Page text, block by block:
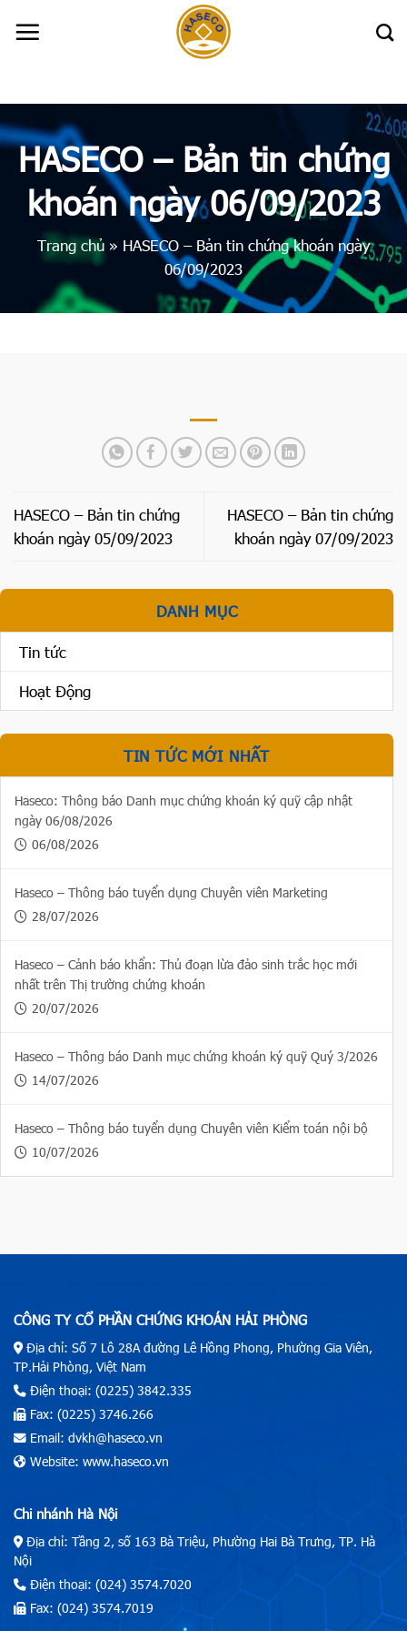
HASECO – Bản tin chứng
khoán ngày 06/09/2023
Trang chủ » HASECO – Bản tin chứng khoán ngày
06/09/2023
HASECO – Bản tin chứng
khoán ngày 05/09/2023
HASECO – Bản tin chứng
khoán ngày 07/09/2023
DANH MỤC
Tin tức
Hoạt Động
TIN TỨC MỚI NHẤT
Haseco: Thông báo Danh mục chứng khoán ký quỹ cập nhật
ngày 06/08/2026
06/08/2026
Haseco – Thông báo tuyển dụng Chuyên viên Marketing
28/07/2026
Haseco – Cảnh báo khẩn: Thủ đoạn lừa đảo sinh trắc học mới
nhất trên Thị trường chứng khoán
20/07/2026
Haseco – Thông báo Danh mục chứng khoán ký quỹ Quý 3/2026
14/07/2026
Haseco – Thông báo tuyển dụng Chuyên viên Kiểm toán nội bộ
10/07/2026
CÔNG TY CỔ PHẦN CHỨNG KHOÁN HẢI PHÒNG
Địa chỉ: Số 7 Lô 28A đường Lê Hồng Phong, Phường Gia Viên,
TP.Hải Phòng, Việt Nam
Điện thoại: (0225) 3842.335
Fax: (0225) 3746.266
Email: dvkh@haseco.vn
Website: www.haseco.vn
Chi nhánh Hà Nội
Địa chỉ: Tầng 2, số 163 Bà Triệu, Phường Hai Bà Trưng, TP. Hà
Nội
Điện thoại: (024) 3574.7020
Fax: (024) 3574.7019